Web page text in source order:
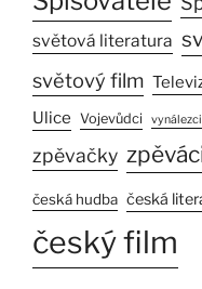
světová literatura
světový film
Ulice Vojevůdci vynálezci
zpěvačky
česká hudba česká
český film